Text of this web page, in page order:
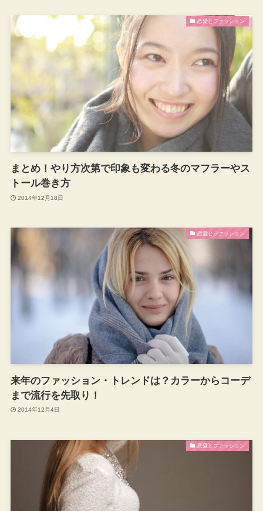
恋愛とファッション
まとめ！やり方次第で印象も変わる冬のマフラーやス
トール巻き方
2014年12月18日
恋愛とファッション
来年のファッション・トレンドは？カラーからコーデ
まで流行を先取り！
2014年12月4日
恋愛とファッション